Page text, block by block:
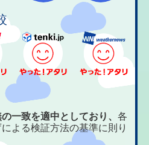
一致を適中としており、各
よる検証方法の基準に則り